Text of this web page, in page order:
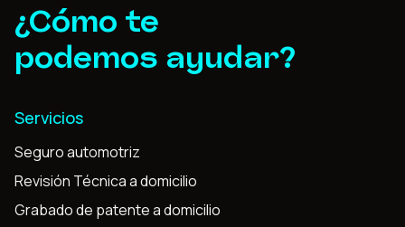
¿Cómo te
podemos ayudar?
Servicios
Seguro automotriz
Revisión Técnica a domicilio
Grabado de patente a domicilio